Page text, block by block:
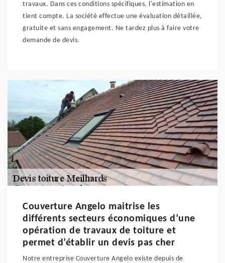
travaux. Dans ces conditions spécifiques, l'estimation en
tient compte. La société effectue une évaluation détaillée,
gratuite et sans engagement. Ne tardez plus à faire votre
demande de devis.
Couverture Angelo maitrise les
différents secteurs économiques d’une
opération de travaux de toiture et
permet d’établir un devis pas cher
Notre entreprise Couverture Angelo existe depuis de